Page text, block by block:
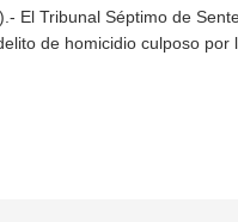
El Tribunal Séptimo de
de homicidio culposo por